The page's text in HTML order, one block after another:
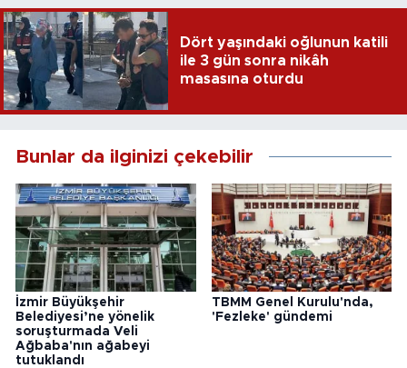
Dört yaşındaki oğlunun katili
ile 3 gün sonra nikâh
masasına oturdu
Bunlar da ilginizi çekebilir
İzmir Büyükşehir
Belediyesi’ne yönelik
soruşturmada Veli
Ağbaba'nın ağabeyi
tutuklandı
TBMM Genel Kurulu'nda,
'Fezleke' gündemi